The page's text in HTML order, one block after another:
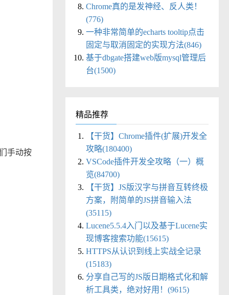
手动按
Chrome真的是发神经、反人类！
(776)
一种非常简单的echarts tooltip点击
固定与取消固定的实现方法(846)
基于dbgate搭建web版mysql管理后
台(1500)
精品推荐
【干货】Chrome插件(扩展)开发全
攻略(180400)
VSCode插件开发全攻略（一）概
览(84700)
【干货】JS版汉字与拼音互转终极
方案，附简单的JS拼音输入法
(35115)
Lucene5.5.4入门以及基于Lucene实
现博客搜索功能(15615)
HTTPS从认识到线上实战全记录
(15183)
分享自己写的JS版日期格式化和解
析工具类，绝对好用！(9615)